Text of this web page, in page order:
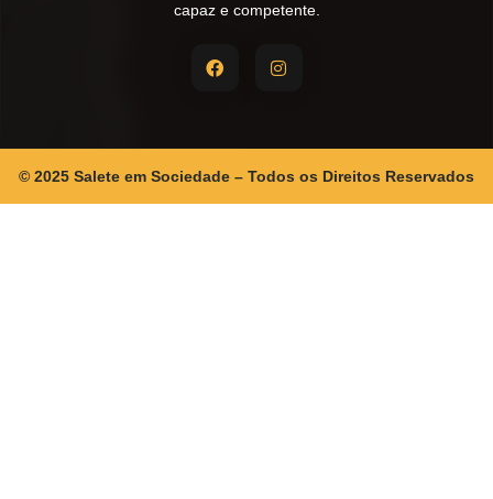
capaz e competente.
© 2025 Salete em Sociedade – Todos os Direitos Reservados